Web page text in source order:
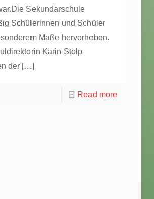
Sekundarschule
Schülerinnen und Schüler
Maße hervorheben.
Karin Stolp
der[…]
Read more